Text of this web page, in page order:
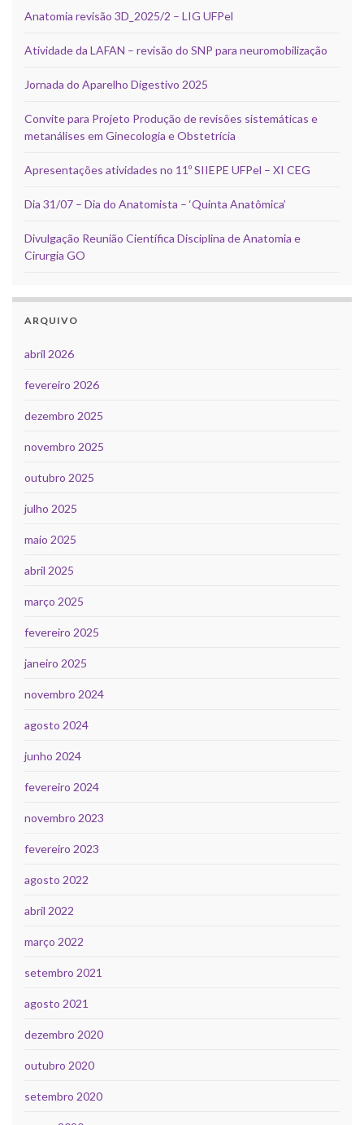
Anatomia revisão 3D_2025/2 – LIG UFPel
Atividade da LAFAN – revisão do SNP para neuromobilização
Jornada do Aparelho Digestivo 2025
Convite para Projeto Produção de revisões sistemáticas e
metanálises em Ginecologia e Obstetrícia
Apresentações atividades no 11º SIIEPE UFPel – XI CEG
Dia 31/07 – Dia do Anatomista – ‘Quinta Anatômica’
Divulgação Reunião Científica Disciplina de Anatomia e
Cirurgia GO
ARQUIVO
abril 2026
fevereiro 2026
dezembro 2025
novembro 2025
outubro 2025
julho 2025
maio 2025
abril 2025
março 2025
fevereiro 2025
janeiro 2025
novembro 2024
agosto 2024
junho 2024
fevereiro 2024
novembro 2023
fevereiro 2023
agosto 2022
abril 2022
março 2022
setembro 2021
agosto 2021
dezembro 2020
outubro 2020
setembro 2020